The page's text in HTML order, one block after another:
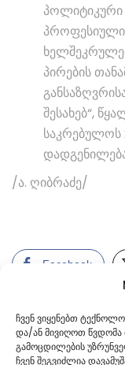
ჩვენ ვიყენებთ
და/ან მივიღოთ წვდომა
გამოცდილების
ჩვენ შეგვიძლია
პოლიტიკური
პირების
შესახებ“,
საკრებულოს
/ა. ღიბრაძე/
Facebook